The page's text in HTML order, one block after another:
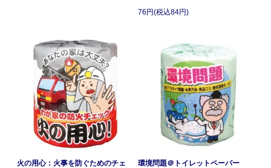
76円(税込84円)
火の用心：火事を防ぐためのチェ
環境問題＠トイレットペーパー